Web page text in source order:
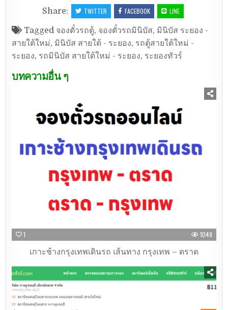
Share: TWITTER FACEBOOK LINE
Tagged จองตั๋วรถตู้, จองตั๋วรถมินิบัส, มินิบัส ระยอง -
สายใต้ใหม่, มินิบัส สายใต้ - ระยอง, รถตู้สายใต้ใหม่ -
ระยอง, รถมินิบัส สายใต้ใหม่ - ระยอง, ระยองทัวร์
บทความอื่น ๆ
1 1049
เกาะช้างกรุงเทพเดินรถ เส้นทาง กรุงเทพ – ตราด